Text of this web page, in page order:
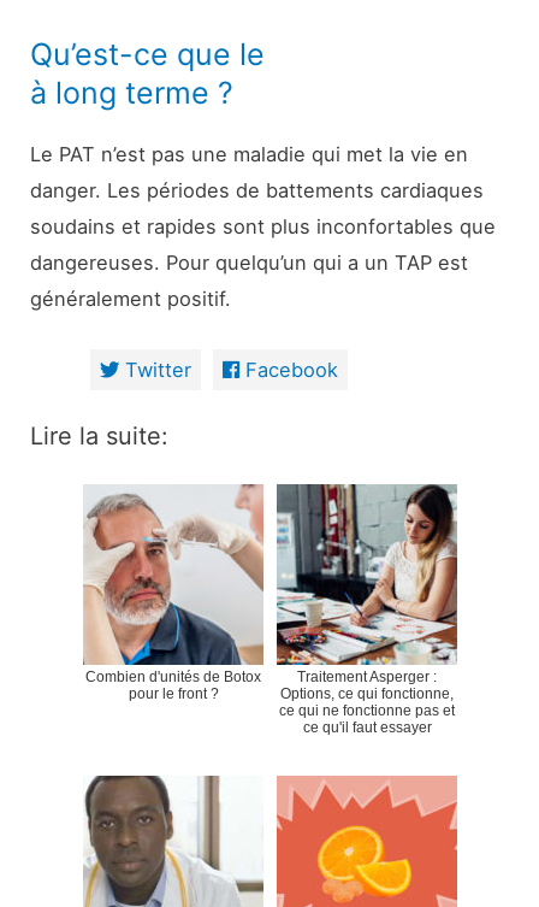
Qu’est-ce que le
à long terme ?
Le PAT n’est pas une maladie qui met la vie en
danger. Les périodes de battements cardiaques
soudains et rapides sont plus inconfortables que
dangereuses. Pour quelqu’un qui a un TAP est
généralement positif.
Twitter Facebook
Lire la suite:
Combien d'unités de Botox
pour le front ?
Traitement Asperger :
Options, ce qui fonctionne,
ce qui ne fonctionne pas et
ce qu'il faut essayer